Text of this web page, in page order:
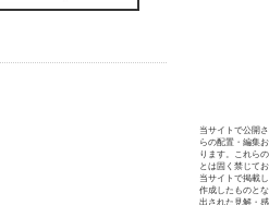
当サイトで公開
らの配置・編集
ります。これら
とは固く禁じてお
当サイトで掲載
作成したものと
出された見解・